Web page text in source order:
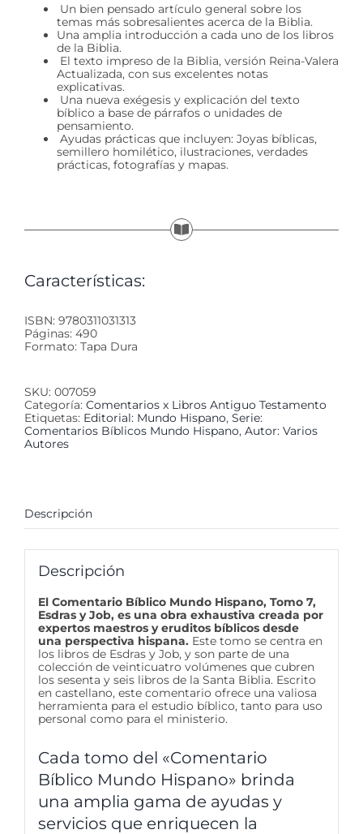
Un bien pensado artículo general sobre los
temas más sobresalientes acerca de la Biblia.
Una amplia introducción a cada uno de los libros
de la Biblia.
El texto impreso de la Biblia, versión Reina-Valera
Actualizada, con sus excelentes notas
explicativas.
Una nueva exégesis y explicación del texto
bíblico a base de párrafos o unidades de
pensamiento.
Ayudas prácticas que incluyen: Joyas bíblicas,
semillero homilético, ilustraciones, verdades
prácticas, fotografías y mapas.
Características:
ISBN: 9780311031313
Páginas: 490
Formato: Tapa Dura
SKU: 007059
Categoría: Comentarios x Libros Antiguo Testamento
Etiquetas: Editorial: Mundo Hispano, Serie:
Comentarios Bíblicos Mundo Hispano, Autor: Varios
Autores
Descripción
Descripción
El Comentario Bíblico Mundo Hispano, Tomo 7,
Esdras y Job, es una obra exhaustiva creada por
expertos maestros y eruditos bíblicos desde
una perspectiva hispana.Este tomo se centra en
los libros de Esdras y Job, y son parte de una
colección de veinticuatro volúmenes que cubren
los sesenta y seis libros de la Santa Biblia. Escrito
en castellano, este comentario ofrece una valiosa
herramienta para el estudio bíblico, tanto para uso
personal como para el ministerio.
Cada tomo del «Comentario
Bíblico Mundo Hispano» brinda
una amplia gama de ayudas y
servicios que enriquecen la